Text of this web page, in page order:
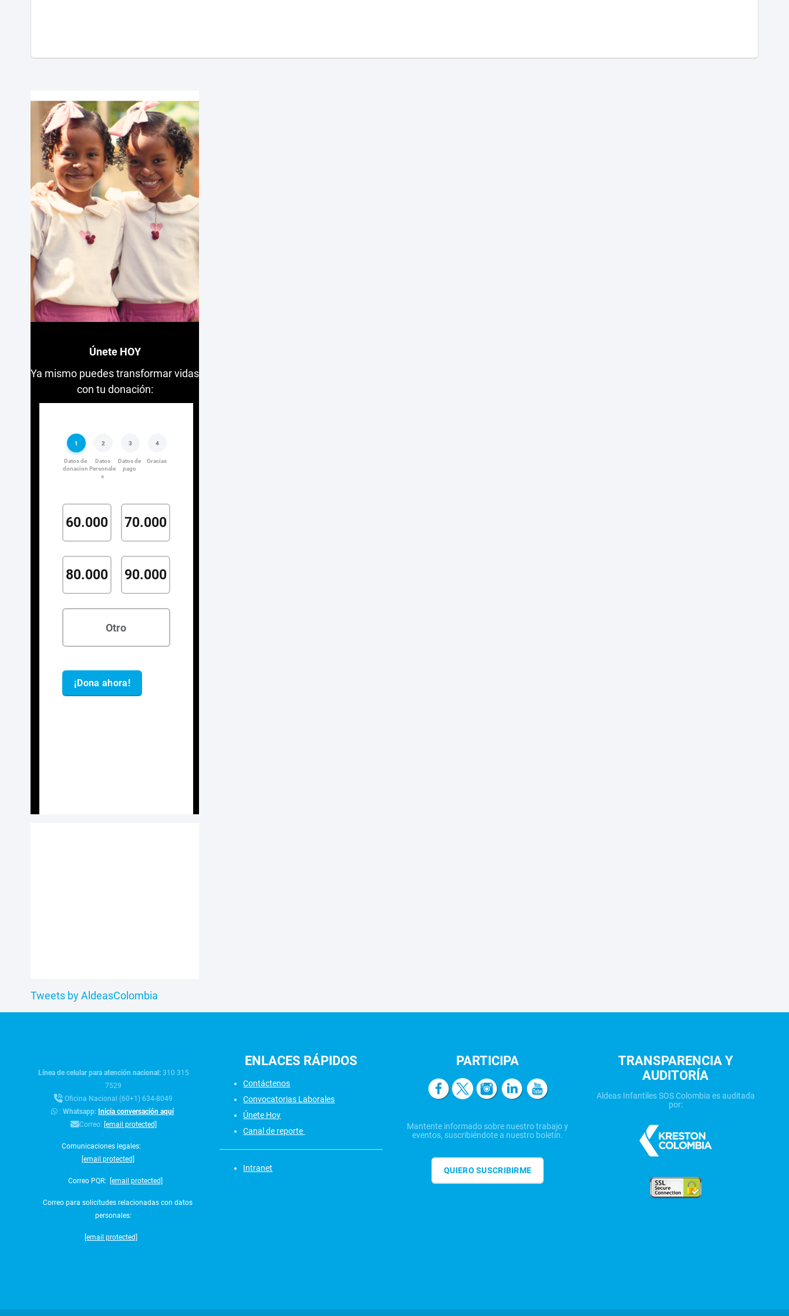
Únete HOY
Ya mismo puedes transformar vidas
con tu donación:
Tweets by AldeasColombia
Línea de celular para atención nacional: 310 315
7529
Oficina Nacional (60+1) 634-8049
:Whatsapp: Inicia conversación aquí
Correo: [email protected]
Comunicaciones legales:
[email protected]
Correo PQR: [email protected]
Correo para solicitudes relacionadas con datos
personales:
[email protected]
ENLACES RÁPIDOS
Contáctenos
Convocatorias Laborales
Únete Hoy
Canal de reporte
Intranet
PARTICIPA
Mantente informado sobre nuestro trabajo y
eventos, suscribiéndote a nuestro boletín.
QUIERO SUSCRIBIRME
TRANSPARENCIA Y
AUDITORÍA
Aldeas Infantiles SOS Colombia es auditada
por: